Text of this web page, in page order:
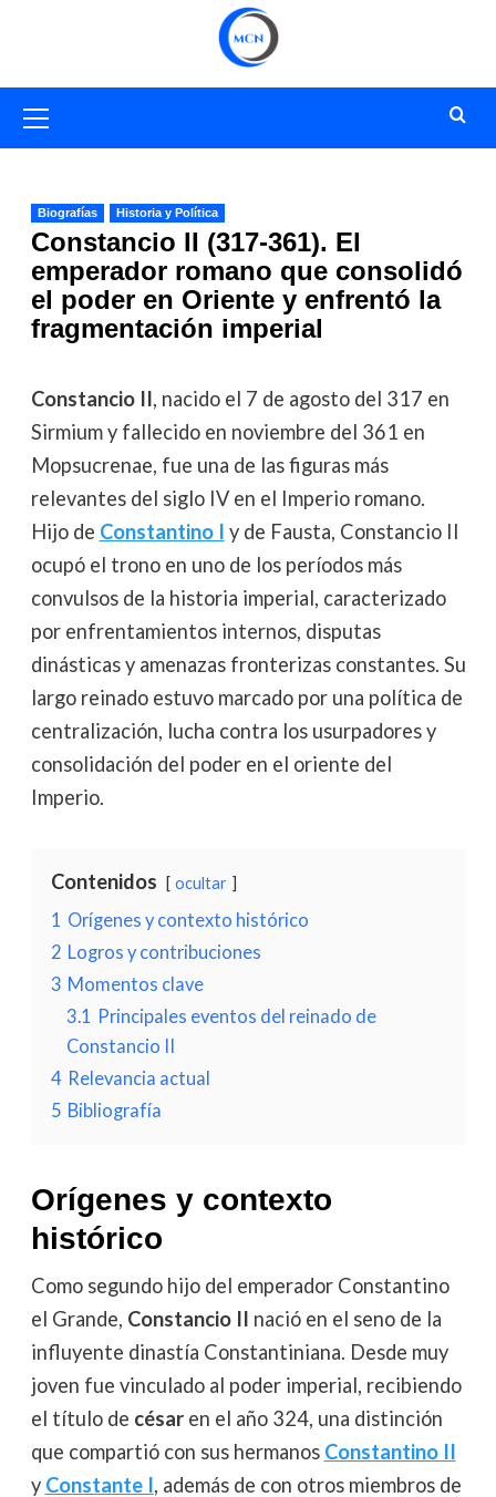
primario
Biografías Historia y Política
Constancio II (317-361). El
emperador romano que consolidó
el poder en Oriente y enfrentó la
fragmentación imperial
Constancio II, nacido el 7 de agosto del 317 en
Sirmium y fallecido en noviembre del 361 en
Mopsucrenae, fue una de las figuras más
relevantes del siglo IV en el Imperio romano.
Hijo de Constantino I y de Fausta, Constancio II
ocupó el trono en uno de los períodos más
convulsos de la historia imperial, caracterizado
por enfrentamientos internos, disputas
dinásticas y amenazas fronterizas constantes. Su
largo reinado estuvo marcado por una política de
centralización, lucha contra los usurpadores y
consolidación del poder en el oriente del
Imperio.
Contenidos ocultar
1 Orígenes y contexto histórico
2 Logros y contribuciones
3 Momentos clave
3.1 Principales eventos del reinado de
Constancio II
4 Relevancia actual
5 Bibliografía
Orígenes y contexto
histórico
Como segundo hijo del emperador Constantino
el Grande, Constancio II nació en el seno de la
influyente dinastía Constantiniana. Desde muy
joven fue vinculado al poder imperial, recibiendo
el título de césaren el año 324, una distinción
que compartió con sus hermanos Constantino II
y Constante I, además de con otros miembros de